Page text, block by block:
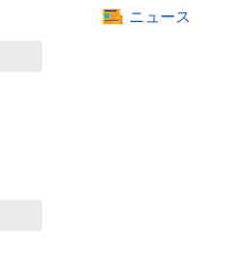
ニュース